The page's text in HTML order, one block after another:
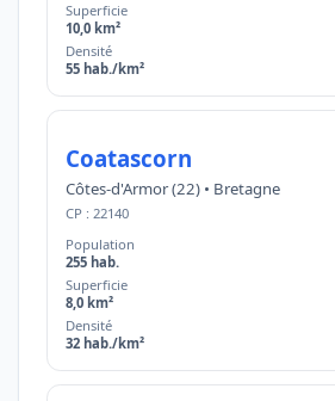
Superficie
10,0 km²
Densité
55 hab./km²
Coatascorn
Côtes-d'Armor (22) • Bretagne
CP : 22140
Population
255 hab.
Superficie
8,0 km²
Densité
32 hab./km²